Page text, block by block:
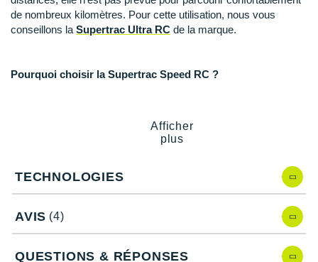
de nombreux kilomètres. Pour cette utilisation, nous vous
conseillons la Supertrac Ultra RC de la marque.
Pourquoi choisir la Supertrac Speed RC ?
D'un dynamisme propice à de belles performances.
efficace et de
D'unetractionbienvenue sur les terrains escarpés.
D'une
D'uneaccrocheirréprochable grâce à des crampons.
Afficher
plus
TECHNOLOGIES
AVIS (4)
QUESTIONS & RÉPONSES
Salomon
Saucony
Sidas
Smoon
Speedo